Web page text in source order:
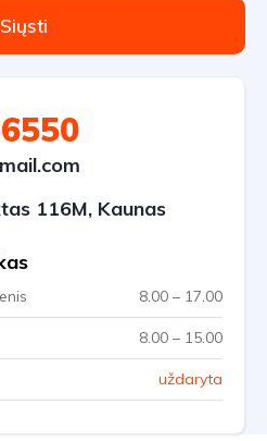
Siųsti
116M, Kaunas
8.00 – 17.00
8.00 – 15.00
uždaryta